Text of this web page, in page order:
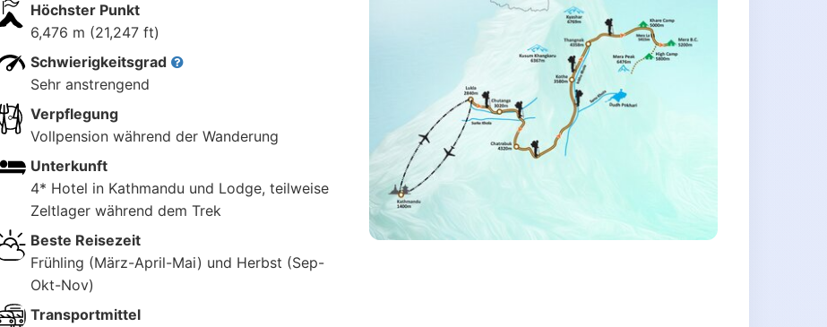
Höchster Punkt
6,476 m (21,247 ft)
Schwierigkeitsgrad
Sehr anstrengend
Verpflegung
Vollpension während der Wanderung
Unterkunft
4* Hotel in Kathmandu und Lodge, teilweise
Zeltlager während dem Trek
Beste Reisezeit
Frühling (März-April-Mai) und Herbst (Sep-
Okt-Nov)
Transportmittel